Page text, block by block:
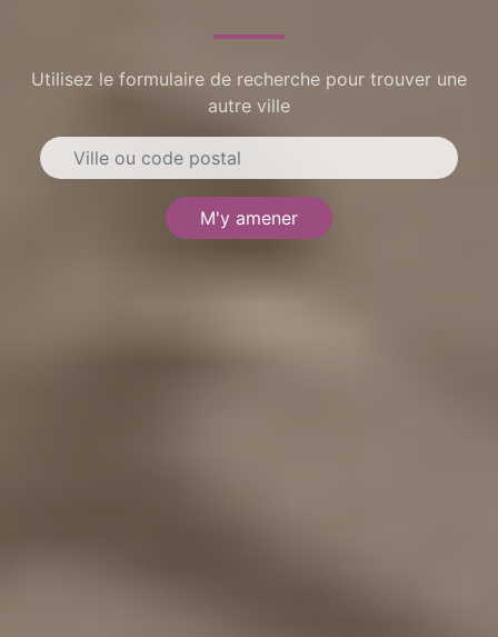
Utilisez le formulaire de recherche pour trouver une
autre ville
M'y amener